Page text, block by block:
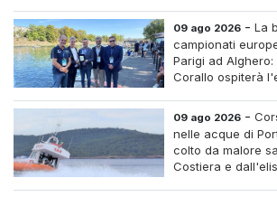
09 ago 2026 -La
campionati
Parigi ad Alghero:
Corallo ospiterà
09 ago 2026 -
nelle acque di
colto da malore
Costiera e